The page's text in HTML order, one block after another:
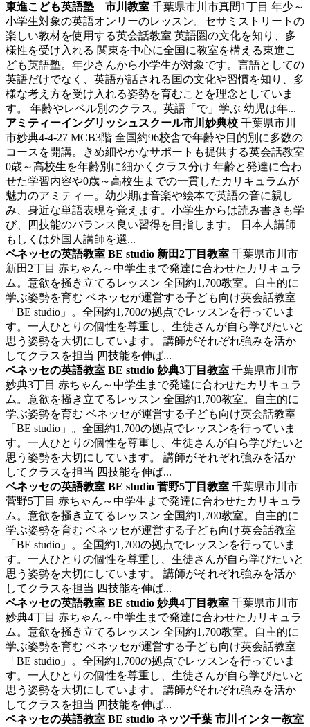
東進こども英語塾 市川教室 千葉県市川市真間1丁目 年少～
小学生対象の英語オンリーのレッスン。セサミストリートの
楽しい教材を使用する英会話教室 英語圏の文化を知り、多
様性を受け入れる 関東を中心に全国に教室を構える東進こ
ども英語塾。年少さんから小学生が対象です。言語としての
英語だけでなく、英語が話される国の文化や習慣を知り、多
様な考え方を受け入れる姿勢を育むことを理念としていま
す。 年齢やレベル別のクラス。英語「で」学ぶ 幼児は年...
アミティーイングリッシュスクール市川妙典校 千葉県市川
市妙典4-4-27 MCB3階 全国約96校舎で年齢や目的別に多数の
コースを開講。きめ細やかなサポートも提供する英会話教室
0歳～高校生を年齢別に細かくクラス分け 年齢と発達に合わ
せた学習内容や0歳～高校生までの一貫したカリキュラムが
魅力のアミティー。幼少期は音楽や絵本で英語の音に親し
み、身近な単語表現を覚えます。小学生からは読み書きも学
び、四技能のバランス良い習得を目指します。 日本人講師
もしくは外国人講師を選...
ベネッセの英語教室 BE studio 新田2丁目教室 千葉県市川市
新田2丁目 赤ちゃん～中学生まで発達に合わせたカリキュラ
ム。意欲を掻き立てるレッスン 全国約1,700教室。自主的に
学ぶ姿勢を育む ベネッセが運営する子ども向け英会話教室
「BE studio」。全国約1,700の拠点でレッスンを行っていま
す。一人ひとりの個性を尊重し、生徒さんが自ら学びたいと
思う姿勢を大切にしています。 講師がそれぞれ強みを活か
してクラスを担当 四技能を伸ば...
ベネッセの英語教室 BE studio 妙典3丁目教室 千葉県市川市
妙典3丁目 赤ちゃん～中学生まで発達に合わせたカリキュラ
ム。意欲を掻き立てるレッスン 全国約1,700教室。自主的に
学ぶ姿勢を育む ベネッセが運営する子ども向け英会話教室
「BE studio」。全国約1,700の拠点でレッスンを行っていま
す。一人ひとりの個性を尊重し、生徒さんが自ら学びたいと
思う姿勢を大切にしています。 講師がそれぞれ強みを活か
してクラスを担当 四技能を伸ば...
ベネッセの英語教室 BE studio 菅野5丁目教室 千葉県市川市
菅野5丁目 赤ちゃん～中学生まで発達に合わせたカリキュラ
ム。意欲を掻き立てるレッスン 全国約1,700教室。自主的に
学ぶ姿勢を育む ベネッセが運営する子ども向け英会話教室
「BE studio」。全国約1,700の拠点でレッスンを行っていま
す。一人ひとりの個性を尊重し、生徒さんが自ら学びたいと
思う姿勢を大切にしています。 講師がそれぞれ強みを活か
してクラスを担当 四技能を伸ば...
ベネッセの英語教室 BE studio 妙典4丁目教室 千葉県市川市
妙典4丁目 赤ちゃん～中学生まで発達に合わせたカリキュラ
ム。意欲を掻き立てるレッスン 全国約1,700教室。自主的に
学ぶ姿勢を育む ベネッセが運営する子ども向け英会話教室
「BE studio」。全国約1,700の拠点でレッスンを行っていま
す。一人ひとりの個性を尊重し、生徒さんが自ら学びたいと
思う姿勢を大切にしています。 講師がそれぞれ強みを活か
してクラスを担当 四技能を伸ば...
ベネッセの英語教室 BE studio ネッツ千葉 市川インター教室